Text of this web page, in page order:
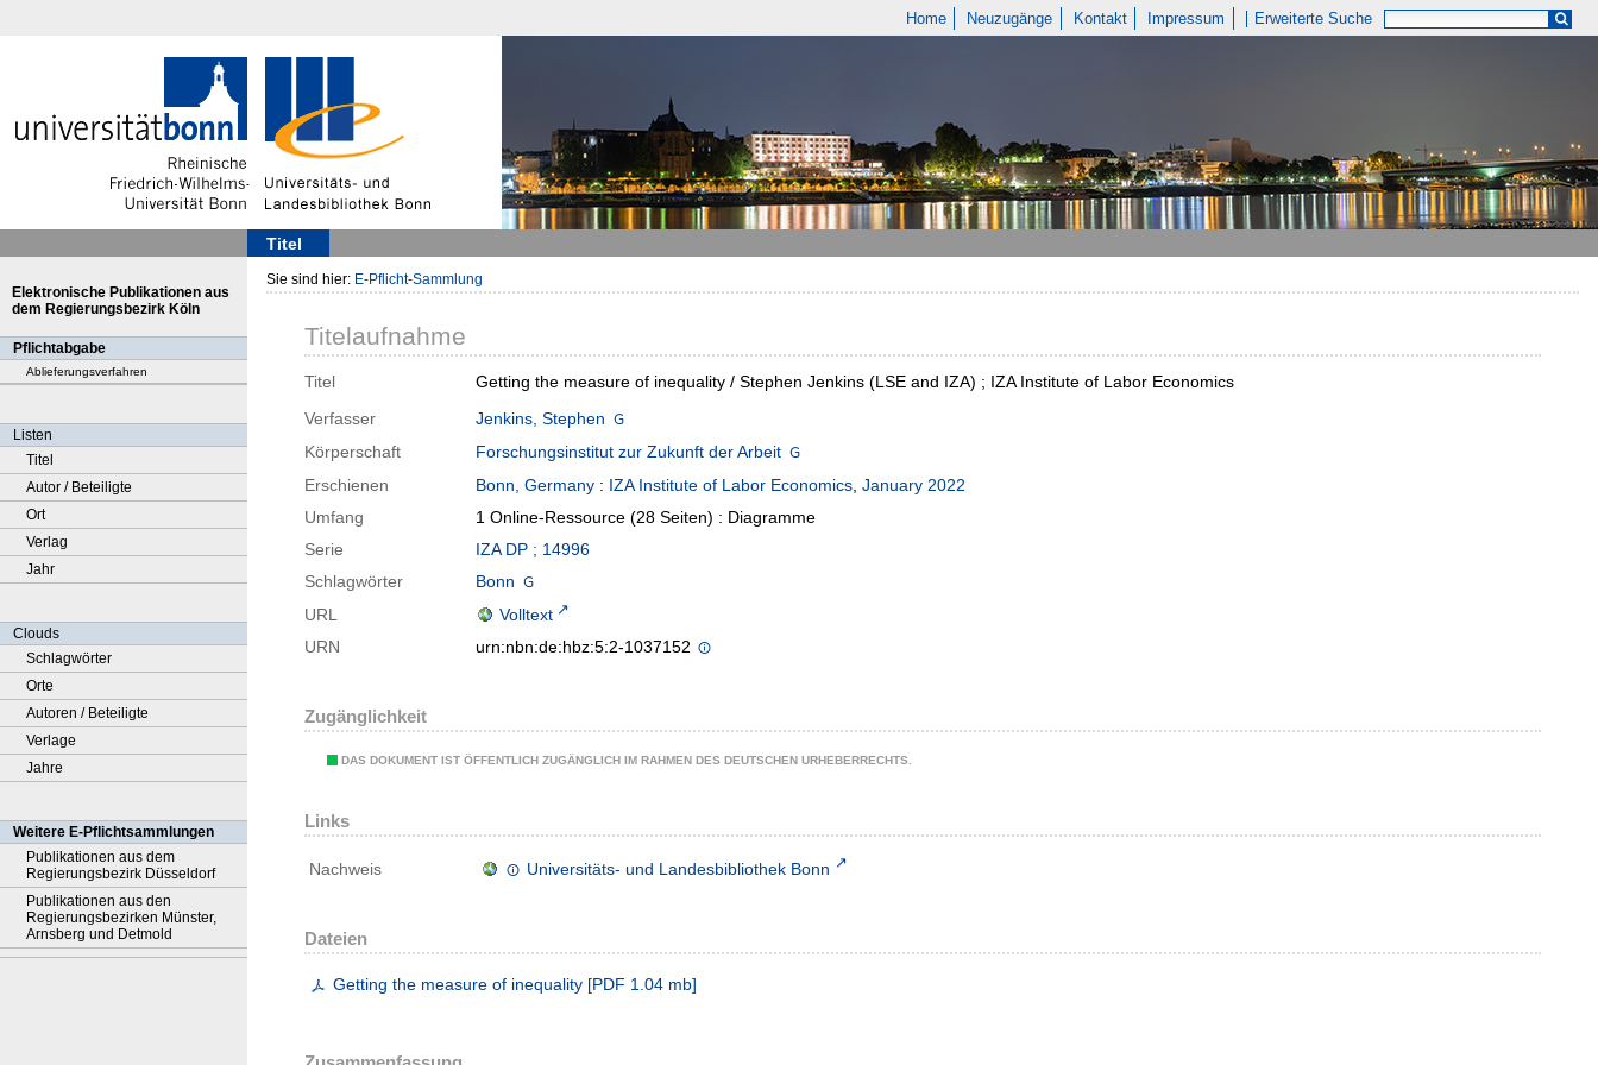
Home Neuzugänge Kontakt Impressum Erweiterte Suche
Titel
Elektronische Publikationen aus
dem Regierungsbezirk Köln
Pflichtabgabe
Ablieferungsverfahren
Listen
Titel
Autor / Beteiligte
Ort
Verlag
Jahr
Clouds
Schlagwörter
Orte
Autoren / Beteiligte
Verlage
Jahre
Weitere E-Pflichtsammlungen
Publikationen aus dem
Regierungsbezirk Düsseldorf
Publikationen aus den
Regierungsbezirken Münster,
Arnsberg und Detmold
Sie sind hier: E-Pflicht-Sammlung
Titelaufnahme
Titel
Getting the measure of inequality / Stephen Jenkins (LSE and IZA) ; IZA Institute of Labor Economics
Verfasser
Jenkins, Stephen
Körperschaft
Forschungsinstitut zur Zukunft der Arbeit
Erschienen
Bonn, Germany : IZA Institute of Labor Economics, January 2022
Umfang
1 Online-Ressource (28 Seiten) : Diagramme
Serie
IZA DP ; 14996
Schlagwörter
Bonn
URL
Volltext
URN
urn:nbn:de:hbz:5:2-1037152
Zugänglichkeit
DAS DOKUMENT IST ÖFFENTLICH ZUGÄNGLICH IM RAHMEN DES DEUTSCHEN URHEBERRECHTS.
Links
Nachweis Universitäts- und Landesbibliothek Bonn
Dateien
Getting the measure of inequality [PDF 1.04 mb]